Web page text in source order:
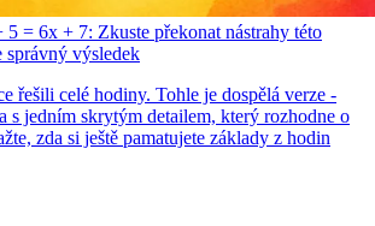
= 6x + 7: Zkuste překonat nástrahy této
správný výsledek
řešili celé hodiny. Tohle je dospělá verze -
s jedním skrytým detailem, který rozhodne o
zda si ještě pamatujete základy z hodin